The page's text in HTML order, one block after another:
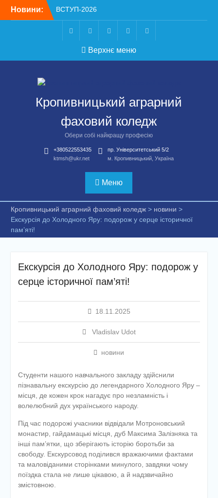
Новини:
ВСТУП-2026
Чергове засідання
стипендіальної комісії:
основні рішення
Небезпечні розваги
можуть коштувати життя
випускники!
TelegramFacebookInstagram Youtube
Верхнє меню
Кропивницький аграрний
фаховий коледж
Обери собі найкращу професію
+380522553435
ktmsh@ukr.net
пр. Університетський 5/2
м. Кропивницький, Україна
Меню
Кропивницький аграрний фаховий коледж> новини >
Екскурсія до Холодного Яру: подорож у серце історичної
пам’яті!
Екскурсія до Холодного Яру: подорож у
серце історичної пам’яті!
18.11.2025
Vladislav Udot
новини
Студенти нашого навчального закладу здійснили
пізнавальну екскурсію до легендарного Холодного Яру –
місця, де кожен крок нагадує про незламність і
волелюбний дух українського народу.
Під час подорожі учасники відвідали Мотроновський
монастир, гайдамацькі місця, дуб Максима Залізняка та
інші пам’ятки, що зберігають історію боротьби за
свободу. Екскурсовод поділився вражаючими фактами
та маловіданими сторінками минулого, завдяки чому
поїздка стала не лише цікавою, а й надзвичайно
змістовною.